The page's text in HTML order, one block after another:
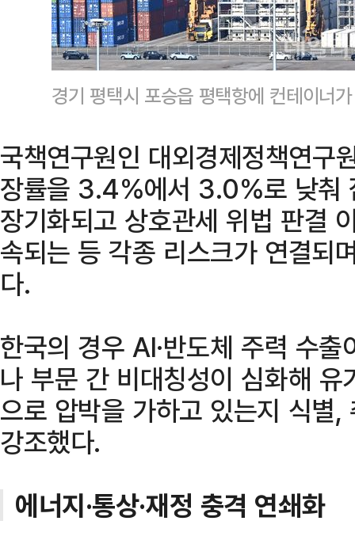
경기 평택시 포승읍 평택항에 컨테이너
국책연구원인 대외경제정책연구
장률을 3.4%에서 3.0%로 낮춰
장기화되고 상호관세 위법 판결
속되는 등 각종 리스크가 연결되
다.
한국의 경우 AI·반도체 주력 수
나 부문 간 비대칭성이 심화해
으로 압박을 가하고 있는지 식별
강조했다.
에너지·통상·재정 충격 연쇄화